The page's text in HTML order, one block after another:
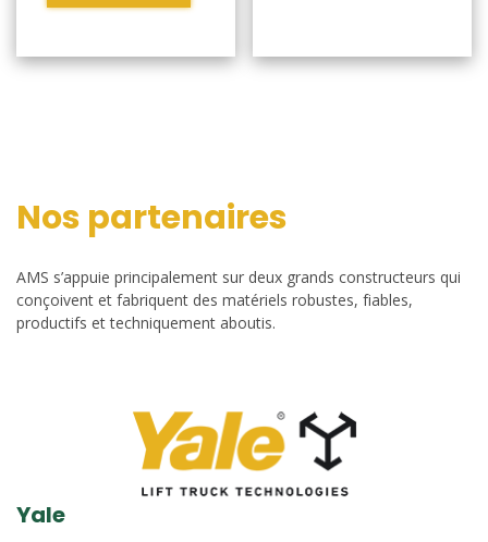
Nos partenaires
AMS s’appuie principalement sur deux grands constructeurs qui
conçoivent et fabriquent des matériels robustes, fiables,
productifs et techniquement aboutis.
Yale